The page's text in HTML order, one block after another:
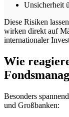
Unsicherheit
Diese Risiken
wirken direkt auf
internationaler
Wie
Besonders
und Großbanken: